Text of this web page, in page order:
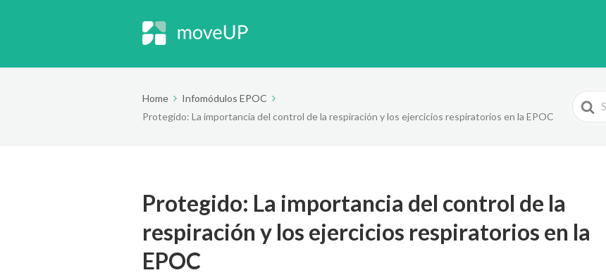
Home
Infomódulos EPOC
Protegido: La importancia del control de la respiración y los ejercicios respiratorios en la EPOC
Search
For
Protegido: La importancia del control de la
respiración y los ejercicios respiratorios en la
EPOC